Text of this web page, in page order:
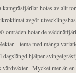
kamgräsfjärilar hotas av allt
avgör
områden hotar de
– tema med många
dagslängd hjälper
värdväxter– Mycket mer än